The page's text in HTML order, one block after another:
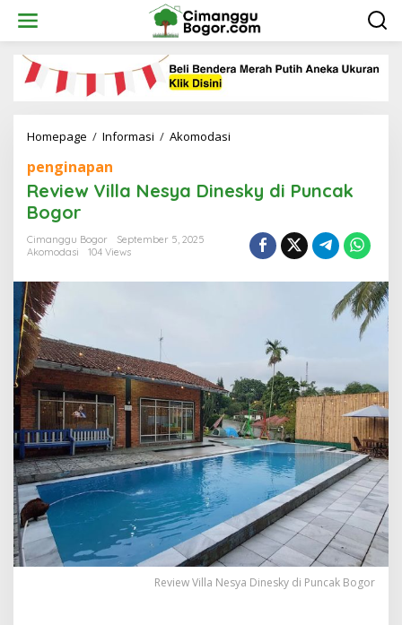
content
Homepage / Informasi / Akomodasi
Dinesky
di
Bogor
penginapan
Review Villa Nesya Dinesky di Puncak
Bogor
Cimanggu Bogor
September 5, 2025
Akomodasi
104 Views
Review Villa Nesya Dinesky di Puncak Bogor